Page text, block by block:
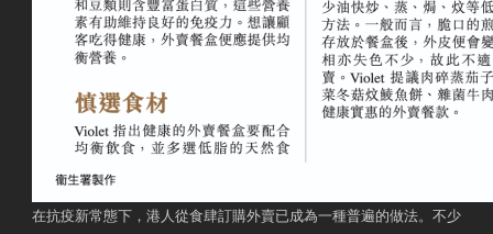
在抗疫新常態下，港人從食肆訂購外賣已成為一種普遍的做法。不少